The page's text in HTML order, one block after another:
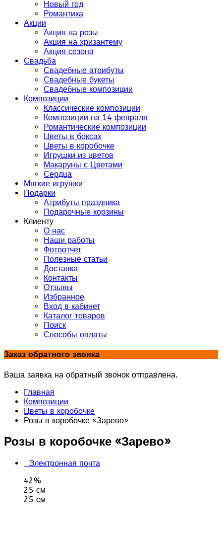
Новый год
Романтика
Акции
Акция на розы
Акция на хризантему
Акция сезона
Свадьба
Свадебные атрибуты
Свадебные букеты
Свадебные композиции
Композиции
Классические композиции
Композиции на 14 февраля
Романтические композиции
Цветы в боксах
Цветы в коробочке
Игрушки из цветов
Макаруны с Цветами
Сердца
Мягкие игрушки
Подарки
Атрибуты праздника
Подарочные корзины
Клиенту
О нас
Наши работы
Фотоотчет
Полезные статьи
Доставка
Контакты
Отзывы
Избранное
Вход в кабинет
Каталог товаров
Поиск
Способы оплаты
Заказ обратного звонка
Ваша заявка на обратный звонок отправлена.
Главная
Композиции
Цветы в коробочке
Розы в коробочке «Зарево»
Розы в коробочке «Зарево»
Электронная почта
42%
25 см
25 см